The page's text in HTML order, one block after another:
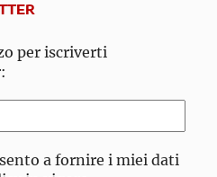
per iscriverti
a fornire i miei dati